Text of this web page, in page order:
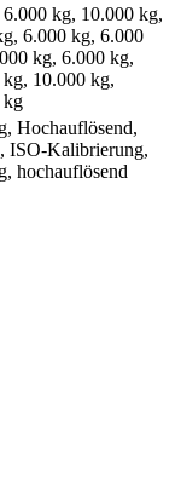
kg, 10.000 kg,
6.000 kg, 6.000
kg, 6.000 kg,
10.000 kg,
kg
Hochauflösend,
ISO-Kalibrierung,
hochauflösend